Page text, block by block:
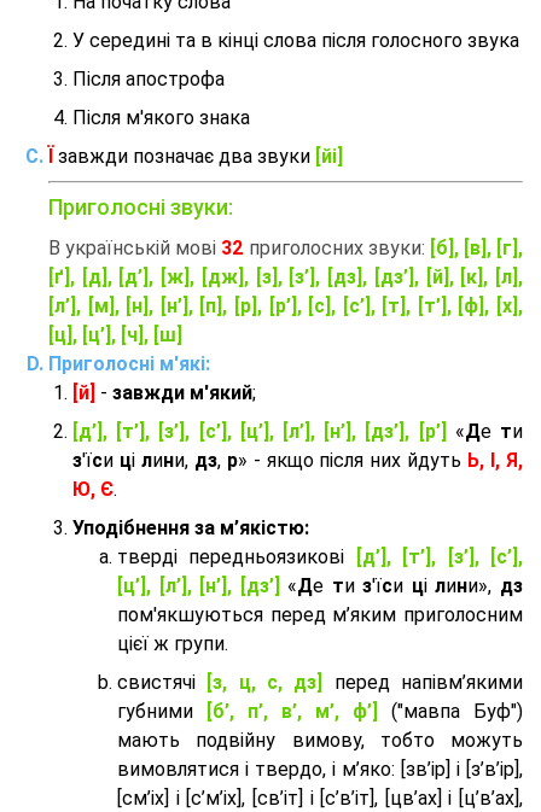
У середині та в кінці слова після голосного звука
Після апострофа
Після м'якого знака
завжди позначає два звуки [йі]
Приголосні звуки:
В українській мові 32 приголосних звуки: [б], [в], [г],
[ґ], [д], [д’], [ж], [дж], [з], [з’], [дз], [дз’], [й], [к], [л],
[л’], [м], [н], [н’], [п], [р], [р’], [с], [с’], [т], [т’], [ф], [х],
[ц], [ц’], [ч], [ш]
Приголосні м'які:
[й] - завжди м'який;
[д’], [т’], [з’], [с’], [ц’], [л’], [н’], [дз’], [р’]
«Де ти
з'їси ці лини, дз, р» - якщо після них йдуть Ь, І, Я,
Ю, Є.
Уподібнення за м’якістю:
тверді передньоязикові
[д’], [т’], [з’], [с’],
[ц’], [л’], [н’], [дз’] «Де тиз'їси цілини», дз
пом'якшуються перед м’яким приголосним
цієї ж групи.
cвистячі
[з, ц, с, дз]
перед напівм’якими
губними
[б’, п’, в’, м’, ф’]
("мавпа Буф")
мають подвійну вимову, тобто можуть
вимовлятися і твердо, і м’яко: [зв’ір] і [з’в’ір],
[см’іх] і [с’м’іх], [св’іт] і [с’в’іт], [цв’ах] і [ц’в’ах],